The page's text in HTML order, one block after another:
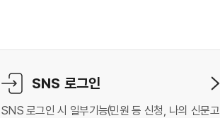
SNS 로그인
SNS 로그인 시 일부기능(민원 등 신청, 나의 신문고